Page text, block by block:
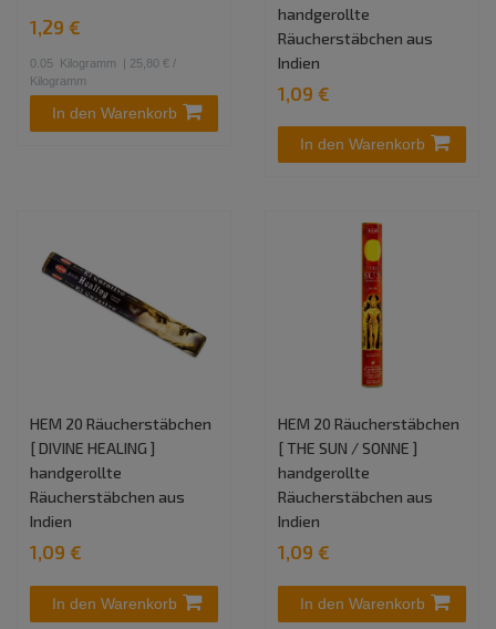
1,29 €
0.05 Kilogramm
| 25,80 € /
Kilogramm
In den Warenkorb
handgerollte
Räucherstäbchen aus
Indien
1,09 €
In den Warenkorb
HEM 20 Räucherstäbchen
[ DIVINE HEALING ]
handgerollte
Räucherstäbchen aus
Indien
1,09 €
In den Warenkorb
HEM 20 Räucherstäbchen
[ THE SUN / SONNE ]
handgerollte
Räucherstäbchen aus
Indien
1,09 €
In den Warenkorb